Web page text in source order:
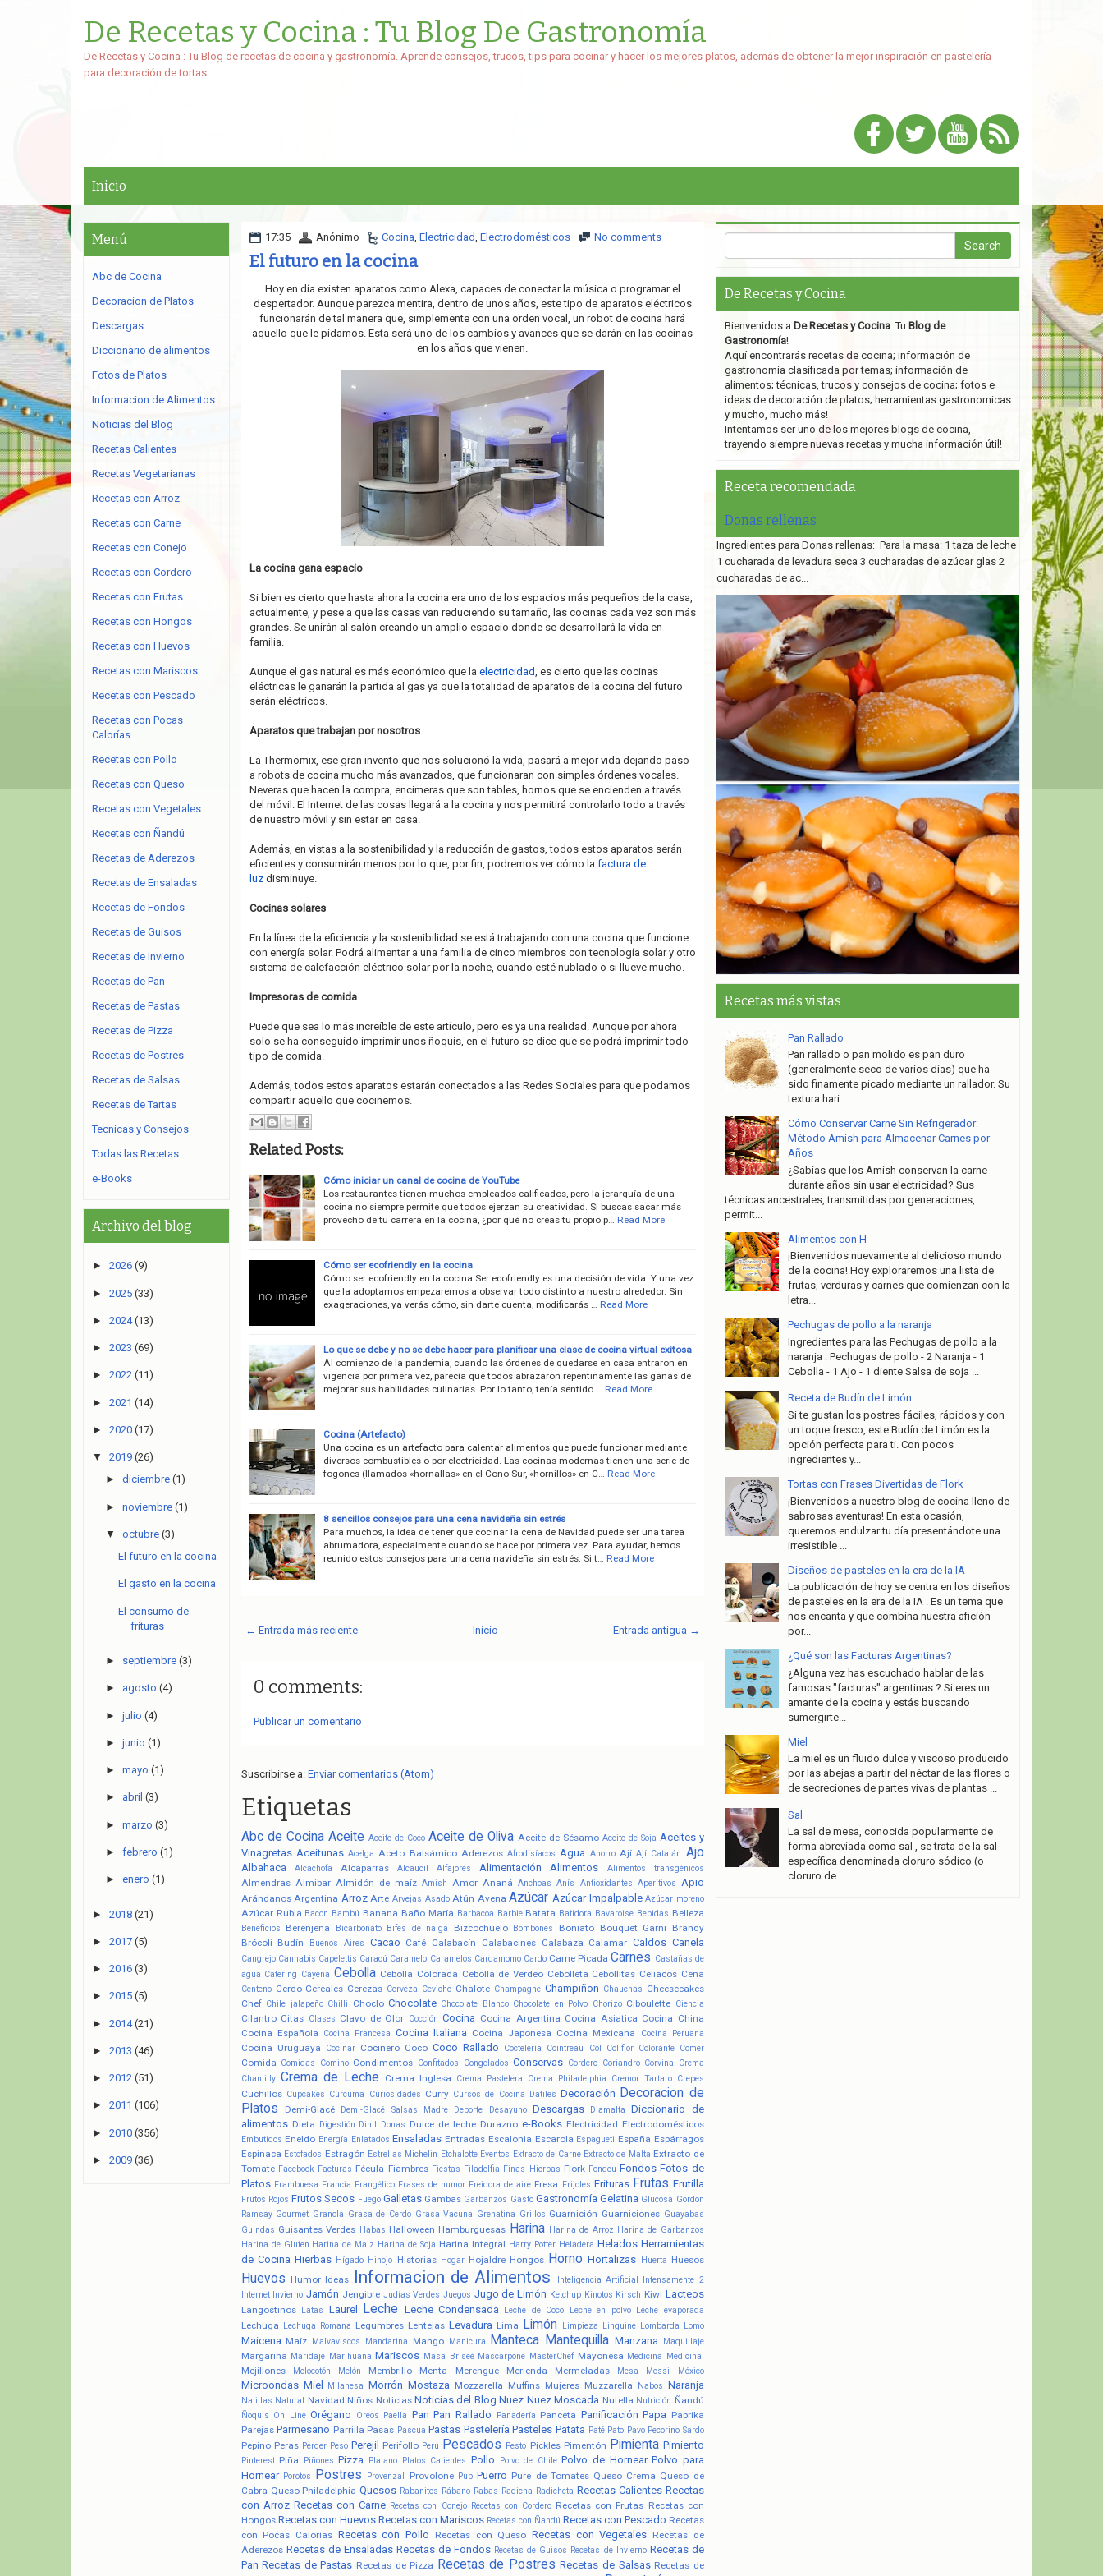
De Recetas y Cocina : Tu Blog De Gastronomía
De Recetas y Cocina : Tu Blog de recetas de cocina y gastronomía. Aprende consejos, trucos, tips para cocinar y hacer los mejores platos, además de obtener la mejor inspiración en pastelería
para decoración de tortas.
Inicio
17:35 Anónimo Cocina, Electricidad, Electrodomésticos No comments
El futuro en la cocina
Hoy en día existen aparatos como Alexa, capaces de conectar la música o programar el
despertador. Aunque parezca mentira, dentro de unos años, este tipo de aparatos eléctricos
funcionarán de tal manera que, simplemente con una orden vocal, un robot de cocina hará
aquello que le pidamos. Esta será uno de los cambios y avances que se darán en las cocinas
en los años que vienen.
La cocina gana espacio
Si bien es cierto que hasta ahora la cocina era uno de los espacios más pequeños de la casa,
actualmente, y pese a que las casas van reduciendo su tamaño, las cocinas cada vez son más
grandes. Se unirán al salón creando un amplio espacio donde se desarrollará la vida en
familia.
Aunque el gas natural es más económico que la electricidad, es cierto que las cocinas
eléctricas le ganarán la partida al gas ya que la totalidad de aparatos de la cocina del futuro
serán eléctricos.
Aparatos que trabajan por nosotros
La Thermomix, ese gran invento que nos solucionó la vida, pasará a mejor vida dejando paso
a robots de cocina mucho más avanzados, que funcionaran con simples órdenes vocales.
Neveras que hacen la compra, encimeras que son tables, hornos que se encienden a través
del móvil. El Internet de las cosas llegará a la cocina y nos permitirá controlarlo todo a través
de nuestro móvil y sin estar en casa.
Además, en vistas a la sostenibilidad y la reducción de gastos, todos estos aparatos serán
eficientes y consumirán menos por lo que, por fin, podremos ver cómo la factura de
luz disminuye.
Cocinas solares
En la línea de la eficiencia y la sostenibilidad se está trabajando con una cocina que funcione
con energía solar. Podrá alimentar a una familia de cinco miembros con tecnología solar y otro
sistema de calefacción eléctrico solar por la noche, cuando esté nublado o si llueve mucho.
Impresoras de comida
Puede que sea lo más increíble de este artículo, pero es ya una realidad. Aunque por ahora
solo se ha conseguido imprimir unos ñoquis, en el futuro se dice que se podrá imprimir todo
tipo de comida.
Además, todos estos aparatos estarán conectados a las Redes Sociales para que podamos
compartir aquello que cocinemos.
Related Posts:
Cómo iniciar un canal de cocina de YouTube
Los restaurantes tienen muchos empleados calificados, pero la jerarquía de una
cocina no siempre permite que todos ejerzan su creatividad. Si buscas sacar más
provecho de tu carrera en la cocina, ¿por qué no creas tu propio p…
Read More
Cómo ser ecofriendly en la cocina
Cómo ser ecofriendly en la cocina Ser ecofriendly es una decisión de vida. Y una vez
que la adoptamos empezaremos a observar todo distinto a nuestro alrededor. Sin
exageraciones, ya verás cómo, sin darte cuenta, modificarás …
Read More
Lo que se debe y no se debe hacer para planificar una clase de cocina virtual exitosa
Al comienzo de la pandemia, cuando las órdenes de quedarse en casa entraron en
vigencia por primera vez, parecía que todos abrazaron repentinamente las ganas de
mejorar sus habilidades culinarias. Por lo tanto, tenía sentido …
Read More
Cocina (Artefacto)
Una cocina es un artefacto para calentar alimentos que puede funcionar mediante
diversos combustibles o por electricidad. Las cocinas modernas tienen una serie de
fogones (llamados «hornallas» en el Cono Sur, «hornillos» en C…
Read More
8 sencillos consejos para una cena navideña sin estrés
Para muchos, la idea de tener que cocinar la cena de Navidad puede ser una tarea
abrumadora, especialmente cuando se hace por primera vez. Para ayudar, hemos
reunido estos consejos para una cena navideña sin estrés. Si t…
Read More
← Entrada más reciente Entrada antigua →
Inicio
0 comments:
Publicar un comentario
Suscribirse a: Enviar comentarios (Atom)
Etiquetas
Abc de Cocina Aceite Aceite de Coco Aceite de Oliva Aceite de Sésamo Aceite de Soja Aceites y
Vinagretas Aceitunas Acelga Aceto Balsámico Aderezos Afrodisíacos Agua Ahorro Ají Ají Catalán Ajo
Albahaca Alcachofa Alcaparras Alcaucil Alfajores Alimentación Alimentos Alimentos transgénicos
Almendras Almibar Almidón de maíz Amish Amor Ananá Anchoas Anís Antioxidantes Aperitivos Apio
Arándanos Argentina Arroz Arte Arvejas Asado Atún Avena Azúcar Azúcar Impalpable Azúcar moreno
Azúcar Rubia Bacon Bambú Banana Baño María Barbacoa Barbie Batata Batidora Bavaroise Bebidas Belleza
Beneficios Berenjena Bicarbonato Bifes de nalga Bizcochuelo Bombones Boniato Bouquet Garni
Brandy
Brócoli Budín Buenos Aires Cacao Café Calabacín Calabacines Calabaza Calamar Caldos Canela
Cangrejo Cannabis Capelettis Caracú Caramelo Caramelos Cardamomo Cardo Carne Picada Carnes Castañas de
agua Catering Cayena Cebolla Cebolla Colorada Cebolla de Verdeo Cebolleta Cebollitas Celiacos Cena
Centeno Cerdo Cereales Cerezas Cerveza Ceviche Chalote Champagne Champiñon Chauchas Cheesecakes
Chef Chile jalapeño Chilli Choclo Chocolate Chocolate Blanco Chocolate en Polvo Chorizo Ciboulette Ciencia
Cilantro Citas Clases Clavo de Olor Cocción Cocina Cocina Argentina Cocina Asiatica Cocina China
Cocina Española
Cocina Francesa Cocina Italiana Cocina Japonesa Cocina Mexicana Cocina Peruana
Cocina Uruguaya Cocinar Cocinero Coco Coco Rallado Coctelería Cointreau Col Coliflor Colorante Comer
Comida Comidas Comino Condimentos Confitados Congelados Conservas Cordero Coriandro Corvina
Crema
Chantilly Crema de Leche Crema Inglesa Crema Pastelera Crema Philadelphia Cremor Tartaro Crepes
Cuchillos Cupcakes Cúrcuma Curiosidades Curry Cursos de Cocina Datiles Decoración Decoracion de
Platos
Demi-Glacé Demi-Glacé Salsas Madre Deporte Desayuno Descargas Diamalta
Diccionario de
alimentos Dieta Digestión Dihll Donas Dulce de leche Durazno e-Books Electricidad Electrodomésticos
Embutidos Eneldo Energía Enlatados Ensaladas Entradas Escalonia Escarola Espagueti España Espárragos
Espinaca Estofados Estragón Estrellas Michelin Etchalotte Eventos Extracto de Carne Extracto de Malta Extracto de
Tomate Facebook Facturas Fécula Fiambres Fiestas Filadelfia Finas Hierbas Flork Fondeu Fondos Fotos de
Platos Frambuesa Francia Frangélico Frases de humor Freidora de aire Fresa Frijoles Frituras Frutas Frutilla
Frutos Rojos Frutos Secos Fuego Galletas Gambas Garbanzos Gasto Gastronomía Gelatina Glucosa Gordon
Ramsay Gourmet Granola Grasa de Cerdo Grasa Vacuna Grenatina Grillos Guarnición Guarniciones Guayabas
Guindas Guisantes Verdes Habas Halloween Hamburguesas Harina Harina de Arroz Harina de Garbanzos
Harina de Gluten Harina de Maiz Harina de Soja Harina Integral Harry Potter Heladera Helados Herramientas
de Cocina Hierbas Hígado Hinojo Historias Hogar Hojaldre Hongos Horno Hortalizas Huerta Huesos
Huevos Humor Ideas Informacion de Alimentos Inteligencia Artificial Intensamente 2
Internet Invierno Jamón Jengibre Judías Verdes Juegos Jugo de Limón Ketchup Kinotos Kirsch Kiwi Lacteos
Langostinos Latas Laurel Leche Leche Condensada Leche de Coco Leche en polvo Leche evaporada
Lechuga Lechuga Romana Legumbres Lentejas Levadura Lima Limón Limpieza Linguine Lombarda Lomo
Maicena Maíz Malvaviscos Mandarina Mango Manicura Manteca Mantequilla Manzana Maquillaje
Margarina Maridaje Marihuana Mariscos Masa Briseé Mascarpone MasterChef Mayonesa Medicina Medicinal
Mejillones Melocotón Melón Membrillo Menta Merengue Merienda Mermeladas Mesa Messi México
Microondas Miel Milanesa Morrón Mostaza Mozzarella Muffins Mujeres Muzzarella Nabos Naranja
Natillas Natural Navidad Niños Noticias Noticias del Blog Nuez Nuez Moscada Nutella Nutrición Ñandú
Ñoquis On Line Orégano Oreos Paella Pan Pan Rallado Panadería Panceta Panificación Papa Paprika
Parejas Parmesano Parrilla Pasas Pascua Pastas Pastelería Pasteles Patata Paté Pato Pavo Pecorino Sardo
Pepino Peras Perder Peso Perejil Perifollo Perú Pescados Pesto Pickles Pimentón Pimienta Pimiento
Pinterest Piña Piñones Pizza Platano Platos Calientes Pollo Polvo de Chile Polvo de Hornear Polvo para
Hornear Porotos Postres Provenzal Provolone Pub Puerro Pure de Tomates Queso Crema Queso de
Cabra Queso Philadelphia Quesos Rabanitos Rábano Rabas Radicha Radicheta Recetas Calientes Recetas
con Arroz Recetas con Carne Recetas con Conejo Recetas con Cordero Recetas con Frutas Recetas con
Hongos Recetas con Huevos Recetas con Mariscos Recetas con Ñandú Recetas con Pescado Recetas
con Pocas Calorías Recetas con Pollo Recetas con Queso Recetas con Vegetales Recetas de
Aderezos Recetas de Ensaladas Recetas de Fondos Recetas de Guisos Recetas de Invierno Recetas de
Pan Recetas de Pastas Recetas de Pizza Recetas de Postres Recetas de Salsas Recetas de
Menú
Abc de Cocina
Decoracion de Platos
Descargas
Diccionario de alimentos
Fotos de Platos
Informacion de Alimentos
Noticias del Blog
Recetas Calientes
Recetas Vegetarianas
Recetas con Arroz
Recetas con Carne
Recetas con Conejo
Recetas con Cordero
Recetas con Frutas
Recetas con Hongos
Recetas con Huevos
Recetas con Mariscos
Recetas con Pescado
Recetas con Pocas
Calorías
Recetas con Pollo
Recetas con Queso
Recetas con Vegetales
Recetas con Ñandú
Recetas de Aderezos
Recetas de Ensaladas
Recetas de Fondos
Recetas de Guisos
Recetas de Invierno
Recetas de Pan
Recetas de Pastas
Recetas de Pizza
Recetas de Postres
Recetas de Salsas
Recetas de Tartas
Tecnicas y Consejos
Todas las Recetas
e-Books
Archivo del blog
► 2026 (9)
► 2025 (33)
► 2024 (13)
► 2023 (69)
► 2022 (11)
► 2021 (14)
► 2020 (17)
▼ 2019 (26)
► diciembre (1)
► noviembre (1)
▼ octubre (3)
El futuro en la cocina
El gasto en la cocina
El consumo de
frituras
► septiembre (3)
► agosto (4)
► julio (4)
► junio (1)
► mayo (1)
► abril (3)
► marzo (3)
► febrero (1)
► enero (1)
► 2018 (21)
► 2017 (5)
► 2016 (3)
► 2015 (5)
► 2014 (21)
► 2013 (46)
► 2012 (51)
► 2011 (106)
► 2010 (356)
► 2009 (36)
De Recetas y Cocina
Bienvenidos a De Recetas y Cocina. Tu Blog de
Gastronomía!
Aquí encontrarás recetas de cocina; información de
gastronomía clasificada por temas; información de
alimentos; técnicas, trucos y consejos de cocina; fotos e
ideas de decoración de platos; herramientas gastronomicas
y mucho, mucho más!
Intentamos ser uno de los mejores blogs de cocina,
trayendo siempre nuevas recetas y mucha información útil!
Receta recomendada
Donas rellenas
Ingredientes para Donas rellenas: Para la masa: 1 taza de leche
1 cucharada de levadura seca 3 cucharadas de azúcar glas 2
cucharadas de ac...
Recetas más vistas
Pan Rallado
Pan rallado o pan molido es pan duro
(generalmente seco de varios días) que ha
sido finamente picado mediante un rallador. Su
textura hari...
Cómo Conservar Carne Sin Refrigerador:
Método Amish para Almacenar Carnes por
Años
¿Sabías que los Amish conservan la carne
durante años sin usar electricidad? Sus
técnicas ancestrales, transmitidas por generaciones,
permit...
Alimentos con H
¡Bienvenidos nuevamente al delicioso mundo
de la cocina! Hoy exploraremos una lista de
frutas, verduras y carnes que comienzan con la
letra...
Pechugas de pollo a la naranja
Ingredientes para las Pechugas de pollo a la
naranja : Pechugas de pollo - 2 Naranja - 1
Cebolla - 1 Ajo - 1 diente Salsa de soja ...
Receta de Budín de Limón
Si te gustan los postres fáciles, rápidos y con
un toque fresco, este Budín de Limón es la
opción perfecta para ti. Con pocos
ingredientes y...
Tortas con Frases Divertidas de Flork
¡Bienvenidos a nuestro blog de cocina lleno de
sabrosas aventuras! En esta ocasión,
queremos endulzar tu día presentándote una
irresistible ...
Diseños de pasteles en la era de la IA
La publicación de hoy se centra en los diseños
de pasteles en la era de la IA . Es un tema que
nos encanta y que combina nuestra afición
por...
¿Qué son las Facturas Argentinas?
¿Alguna vez has escuchado hablar de las
famosas "facturas" argentinas ? Si eres un
amante de la cocina y estás buscando
sumergirte...
Miel
La miel es un fluido dulce y viscoso producido
por las abejas a partir del néctar de las flores o
de secreciones de partes vivas de plantas ...
Sal
La sal de mesa, conocida popularmente de
forma abreviada como sal , se trata de la sal
específica denominada cloruro sódico (o
cloruro de ...